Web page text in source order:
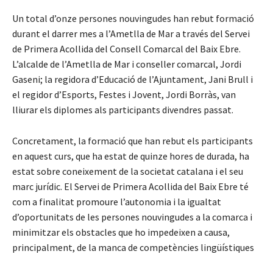
Un total d’onze persones nouvingudes han rebut formació
durant el darrer mes a l’Ametlla de Mar a través del Servei
de Primera Acollida del Consell Comarcal del Baix Ebre.
L’alcalde de l’Ametlla de Mar i conseller comarcal, Jordi
Gaseni; la regidora d’Educació de l’Ajuntament, Jani Brull i
el regidor d’Esports, Festes i Jovent, Jordi Borràs, van
lliurar els diplomes als participants divendres passat.
Concretament, la formació que han rebut els participants
en aquest curs, que ha estat de quinze hores de durada, ha
estat sobre coneixement de la societat catalana i el seu
marc jurídic. El Servei de Primera Acollida del Baix Ebre té
com a finalitat promoure l’autonomia i la igualtat
d’oportunitats de les persones nouvingudes a la comarca i
minimitzar els obstacles que ho impedeixen a causa,
principalment, de la manca de competències lingüístiques